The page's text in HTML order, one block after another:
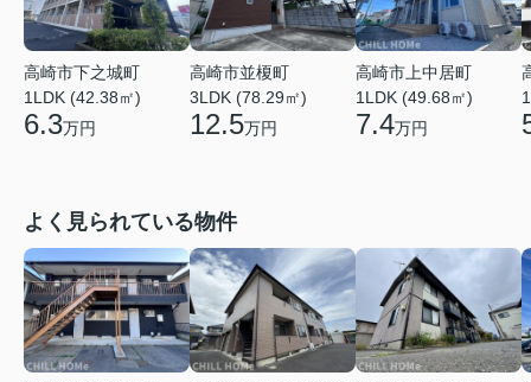
高崎市下之城町
1LDK (42.38㎡)
6.3万円
高崎市並榎町
3LDK (78.29㎡)
12.5万円
高崎市上中居町
1LDK (49.68㎡)
7.4万円
よく見られている物件